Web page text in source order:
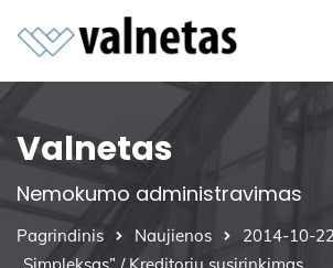
Valnetas
Nemokumo administravimas
Pagrindinis Naujienos
2014-10-